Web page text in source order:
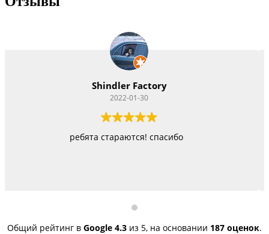
Работают как черти, стараются изо всех
Общий рейтинг в Google 4.3 из 5, на основании 187 оценок.